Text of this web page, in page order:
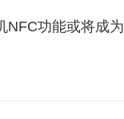
NFC功能或将成为